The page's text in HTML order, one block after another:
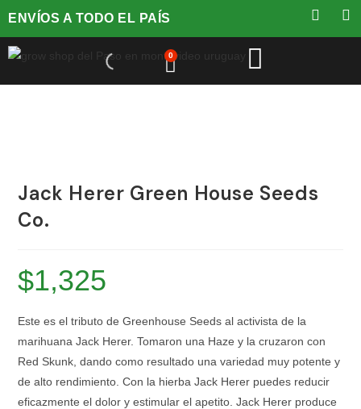
ENVÍOS A TODO EL PAÍS
0
Jack Herer Green House Seeds
Co.
$1,325
Este es el tributo de Greenhouse Seeds al activista de la
marihuana Jack Herer. Tomaron una Haze y la cruzaron con
Red Skunk, dando como resultado una variedad muy potente y
de alto rendimiento. Con la hierba Jack Herer puedes reducir
eficazmente el dolor y estimular el apetito. Jack Herer produce